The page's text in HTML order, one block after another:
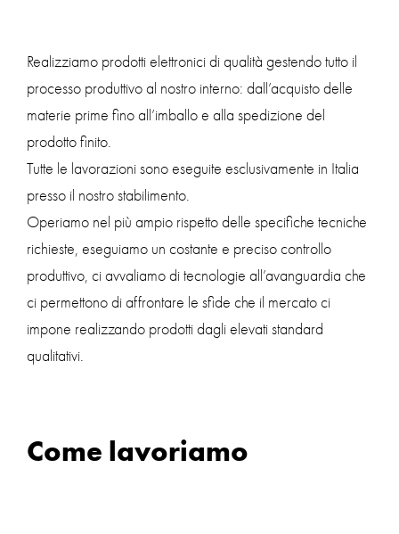
Realizziamo prodotti elettronici di qualità gestendo tutto il
processo produttivo al nostro interno: dall’acquisto delle
materie prime fino all’imballo e alla spedizione del
prodotto finito.
Tutte le lavorazioni sono eseguite esclusivamente in Italia
presso il nostro stabilimento.
Operiamo nel più ampio rispetto delle specifiche tecniche
richieste, eseguiamo un costante e preciso controllo
produttivo, ci avvaliamo di tecnologie all’avanguardia che
ci permettono di affrontare le sfide che il mercato ci
impone realizzando prodotti dagli elevati standard
qualitativi.
Come lavoriamo